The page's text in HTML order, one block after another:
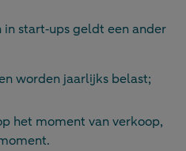
start‑ups geldt een ander
worden jaarlijks belast;
het moment van verkoop,